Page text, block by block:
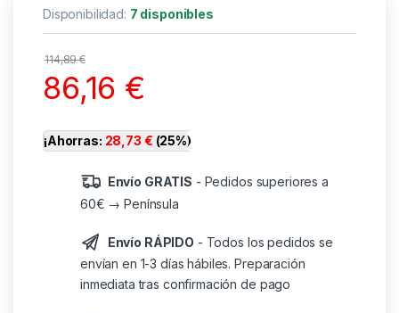
Disponibilidad: 7 disponibles
114,89€
86,16 €
¡Ahorras: 28,73 € (25%)
Envío GRATIS - Pedidos superiores a
60€ → Península
Envío RÁPIDO - Todos los pedidos se
envían en 1-3 días hábiles. Preparación
inmediata tras confirmación de pago